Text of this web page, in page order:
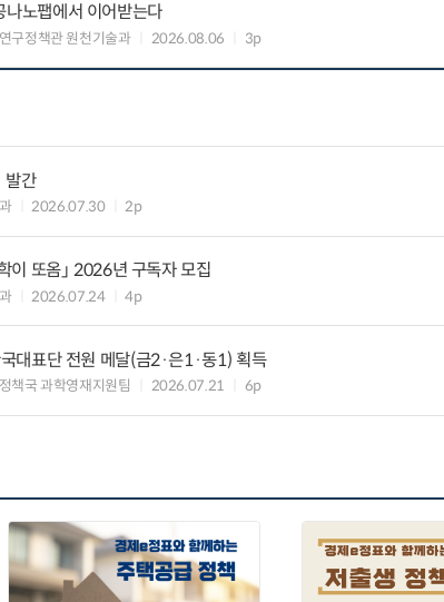
나노팹에서 이어받는다
구정책관 원천기술과 2026.08.06 3p
발간
2026.07.30 2p
이 또옴」 2026년 구독자 모집
2026.07.24 4p
대표단 전원 메달(금2·은1·동1) 획득
책국 과학영재지원팀 2026.07.21 6p